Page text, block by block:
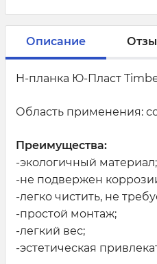
Описание
Н-планка Ю-Пласт
Область применения:
Преимущества:
-экологичный материал;
-не подвержен
-легко чистить, не
-простой монтаж;
-легкий вес;
-эстетическая